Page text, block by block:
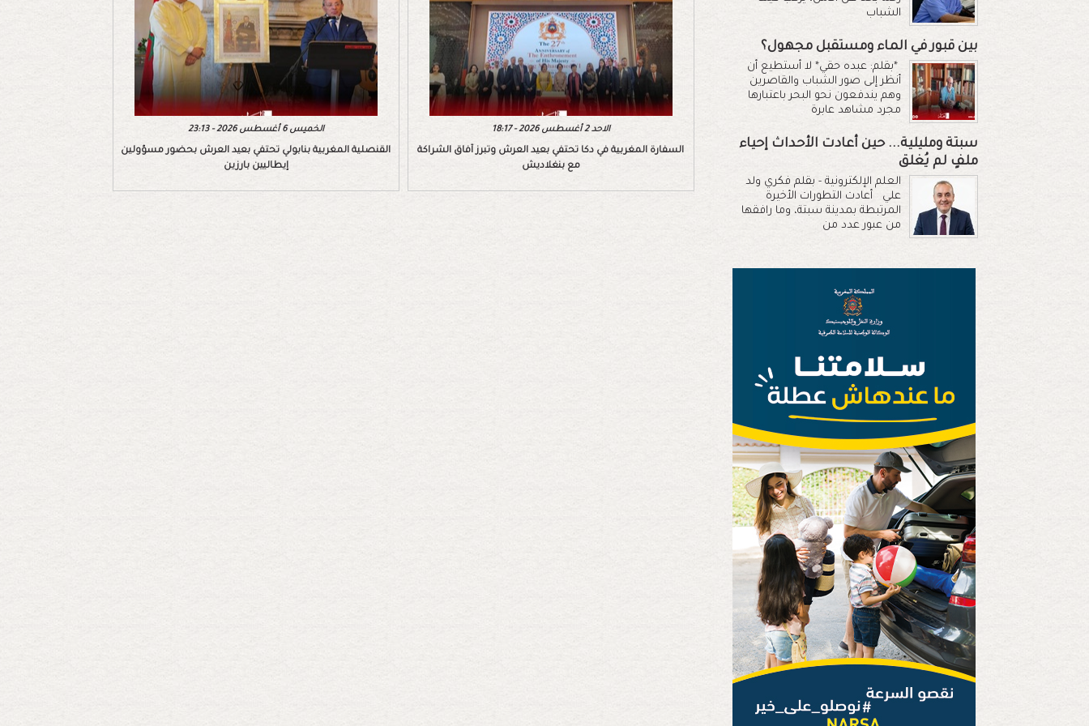
الخميس 6 أغسطس 2026 - 23:13
القنصلية المغربية بنابولي تحتفي بعيد العرش بحضور مسؤولين
إيطاليين بارزين
الاحد 2 أغسطس 2026 - 18:17
السفارة المغربية في دكا تحتفي بعيد العرش وتبرز آفاق الشراكة
مع بنغلاديش
الشباب
بين قبور في الماء ومستقبل مجهول؟
*بقلم: عبده حقي* لا أستطيع أن
أنظر إلى صور الشباب والقاصرين
وهم يندفعون نحو البحر باعتبارها
مجرد مشاهد عابرة
سبتة ومليلية... حين أعادت الأحداث إحياء
ملفٍ لم يُغلق
العلم الإلكترونية - بقلم فكري ولد
علي أعادت التطورات الأخيرة
المرتبطة بمدينة سبتة، وما رافقها
من عبور عدد من